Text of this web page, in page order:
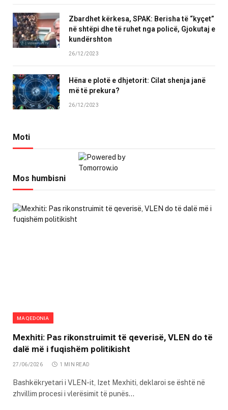
Zbardhet kërkesa, SPAK: Berisha të “kyçet”
në shtëpi dhe të ruhet nga policë, Gjokutaj e
kundërshton
26/12/2023
Hëna e plotë e dhjetorit: Cilat shenja janë
më të prekura?
26/12/2023
Moti
Mos humbisni
MAQEDONIA
Mexhiti: Pas rikonstruimit të qeverisë, VLEN do të
dalë më i fuqishëm politikisht
27/06/2026 1 MIN READ
Bashkëkryetari i VLEN-it, Izet Mexhiti, deklaroi se është në
zhvillim procesi i vlerësimit të punës…